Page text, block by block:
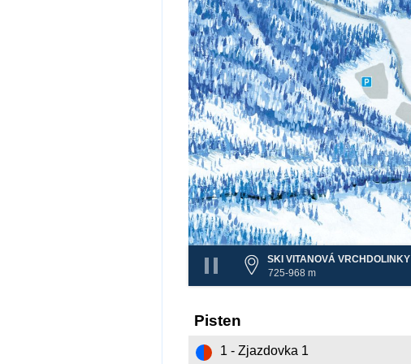
SKI VITANOVÁ VRCHDOLINKY
725-968 m
Pisten
1 - Zjazdovka 1